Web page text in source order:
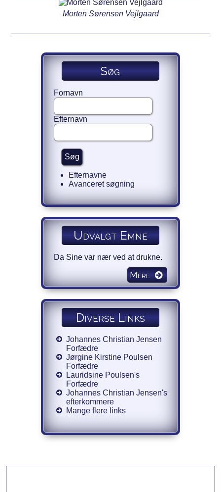
Morten Sørensen Vejlgaard
Søg
Fornavn
Efternavn
Efternavne
Avanceret søgning
Udvalgt Emne
Da Sine var nær ved at drukne.
Mere
Diverse Links
Johannes Christian Jensen
Forfædre
Jørgine Kirstine Poulsen
Forfædre
Lauridsine Poulsen's
Forfædre
Johannes Christian Jensen's
efterkommere
Mange flere links